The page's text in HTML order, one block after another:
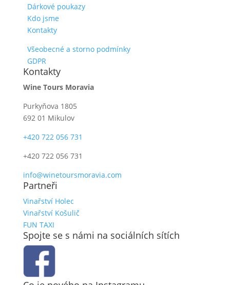
Dárkové poukazy
Kdo jsme
Kontakty
Všeobecné a storno podmínky
GDPR
Kontakty
Wine Tours Moravia
Purkyňova 1805
692 01 Mikulov
+420 722 056 731
+420 722 056 731
info@winetoursmoravia.com
Partneři
Vinařství Holec
Vinařství Košulič
FUN TAXI
Spojte se s námi na sociálních sítích